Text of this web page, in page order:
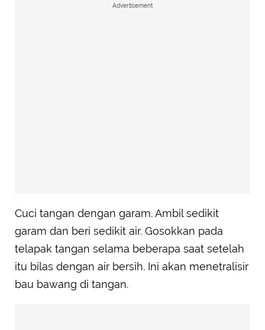
Advertisement
Cuci tangan dengan garam. Ambil sedikit
garam dan beri sedikit air. Gosokkan pada
telapak tangan selama beberapa saat setelah
itu bilas dengan air bersih. Ini akan menetralisir
bau bawang di tangan.